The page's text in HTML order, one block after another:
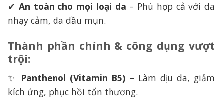
✔ An toàn cho mọi loại da – Phù hợp cả với da
nhạy cảm, da dầu mụn.
Thành phần chính & công dụng vượt
trội:
✨ Panthenol (Vitamin B5) – Làm dịu da, giảm
kích ứng, phục hồi tổn thương.